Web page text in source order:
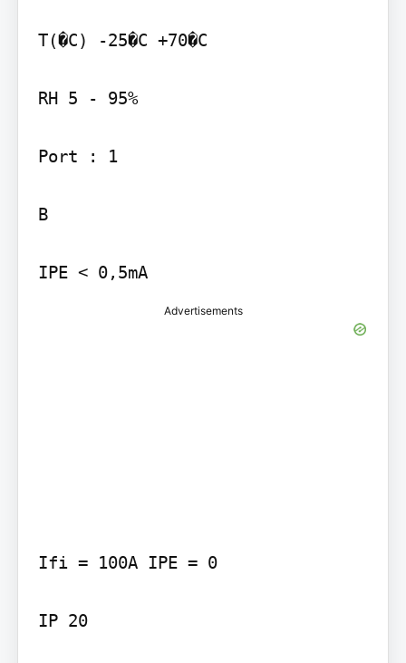
T(�C) -25�C +70�C
RH 5 - 95%
Port : 1
B
IPE < 0,5mA
Advertisements
Ifi = 100A IPE = 0
IP 20